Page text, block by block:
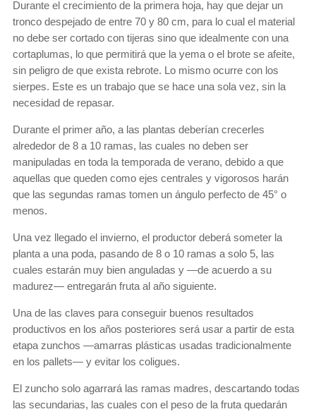
Durante el crecimiento de la primera hoja, hay que dejar un
tronco despejado de entre 70 y 80 cm, para lo cual el material
no debe ser cortado con tijeras sino que idealmente con una
cortaplumas, lo que permitirá que la yema o el brote se afeite,
sin peligro de que exista rebrote. Lo mismo ocurre con los
sierpes. Este es un trabajo que se hace una sola vez, sin la
necesidad de repasar.
Durante el primer año, a las plantas deberían crecerles
alrededor de 8 a 10 ramas, las cuales no deben ser
manipuladas en toda la temporada de verano, debido a que
aquellas que queden como ejes centrales y vigorosos harán
que las segundas ramas tomen un ángulo perfecto de 45° o
menos.
Una vez llegado el invierno, el productor deberá someter la
planta a una poda, pasando de 8 o 10 ramas a solo 5, las
cuales estarán muy bien anguladas y —de acuerdo a su
madurez— entregarán fruta al año siguiente.
Una de las claves para conseguir buenos resultados
productivos en los años posteriores será usar a partir de esta
etapa zunchos —amarras plásticas usadas tradicionalmente
en los pallets— y evitar los coligues.
El zuncho solo agarrará las ramas madres, descartando todas
las secundarias, las cuales con el peso de la fruta quedarán